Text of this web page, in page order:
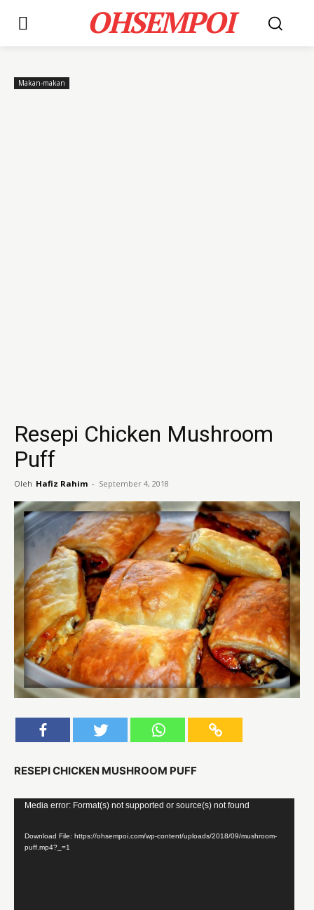
OHSEMPOI
Makan-makan
Resepi Chicken Mushroom
Puff
Oleh Hafiz Rahim - September 4, 2018
RESEPI CHICKEN MUSHROOM PUFF
Video
Media error: Format(s) not supported or source(s) not found
Download File: https://ohsempoi.com/wp-content/uploads/2018/09/mushroom-
puff.mp4?_=1